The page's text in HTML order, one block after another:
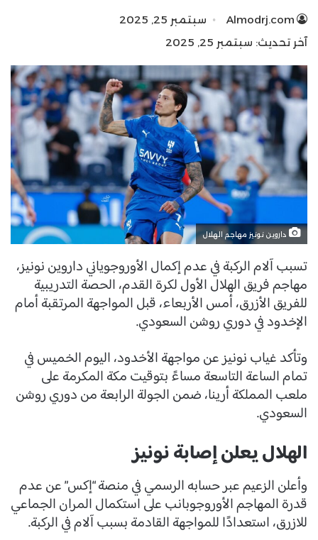
Almodrj.com
سبتمبر 25, 2025
آخر تحديث: سبتمبر 25, 2025
داروين نونيز مهاجم الهلال
تسبب آلام الركبة في عدم إكمال الأوروجوياني داروين نونيز،
مهاجم فريق الهلال الأول لكرة القدم، الحصة التدريبية
للفريق الأزرق، أمس الأربعاء، قبل المواجهة المرتقبة أمام
الإخدود في دوري روشن السعودي.
وتأكد غياب نونيز عن مواجهة الأخدود، اليوم الخميس في
تمام الساعة التاسعة مساءً بتوقيت مكة المكرمة على
ملعب المملكة أرينا، ضمن الجولة الرابعة من دوري روشن
السعودي.
الهلال يعلن إصابة نونيز
وأعلن الزعيم عبر حسابه الرسمي في منصة “إكس” عن عدم
قدرة المهاجم الأوروجوبانب على استكمال المران الجماعي
للازرق، استعدادًا للمواجهة القادمة بسبب آلام في الركبة.